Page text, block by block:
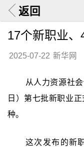
返回
17个新职业、
2025-07-22 新华网
从人力资源社
日）第七批新职业
种。
这次发布的新